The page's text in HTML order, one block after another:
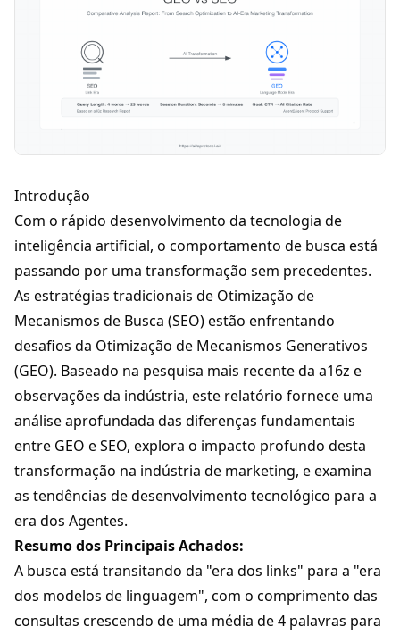
Introdução
Com o rápido desenvolvimento da tecnologia de
inteligência artificial, o comportamento de busca está
passando por uma transformação sem precedentes.
As estratégias tradicionais de Otimização de
Mecanismos de Busca (SEO) estão enfrentando
desafios da Otimização de Mecanismos Generativos
(GEO). Baseado na pesquisa mais recente da a16z e
observações da indústria, este relatório fornece uma
análise aprofundada das diferenças fundamentais
entre GEO e SEO, explora o impacto profundo desta
transformação na indústria de marketing, e examina
as tendências de desenvolvimento tecnológico para a
era dos Agentes.
Resumo dos Principais Achados:
A busca está transitando da "era dos links" para a "era
dos modelos de linguagem", com o comprimento das
consultas crescendo de uma média de 4 palavras para